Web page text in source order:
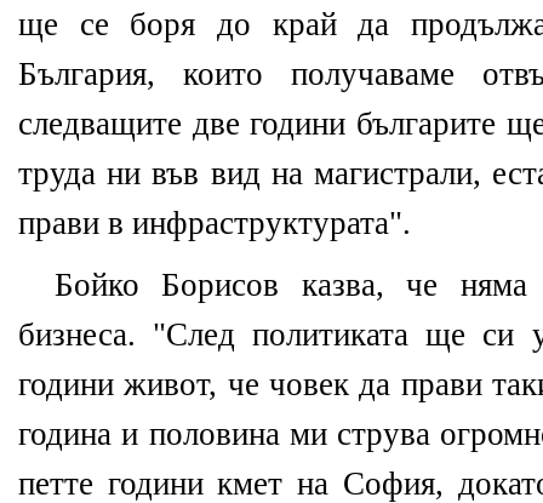
ще се боря до край да
България, които получаваме
следващите две години българите
труда ни във вид на магистрали,
прави в инфраструктурата".
Бойко Борисов казва, че
бизнеса. "След политиката ще си
години живот, че човек да прави
година и половина ми струва
петте години кмет на София,